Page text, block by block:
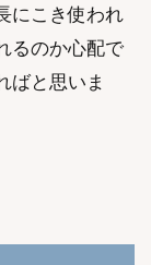
にこき使われ
るのか心配で
ばと思いま